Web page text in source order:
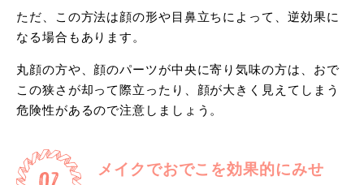
ただ、この方法は顔の形や目鼻立ちによって、逆効果に
なる場合もあります。
丸顔の方や、顔のパーツが中央に寄り気味の方は、おで
この狭さが却って際立ったり、顔が大きく見えてしまう
危険性があるので注意しましょう。
メイクでおでこを効果的にみせ